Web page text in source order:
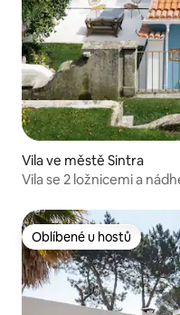
Vila ve městě Sintra
Vila se 2 ložnicemi a
Oblíbené u hostů
Oblíbené u hostů